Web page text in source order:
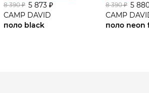
8 390 ₽ 5 873 ₽
CAMP DAVID
поло black
8 390 ₽ 5
CAMP
поло neon